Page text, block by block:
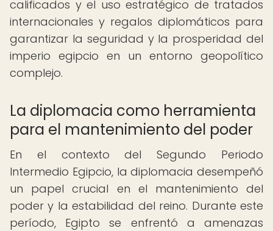
calificados y el uso estratégico de tratados
internacionales y regalos diplomáticos para
garantizar la seguridad y la prosperidad del
imperio egipcio en un entorno geopolítico
complejo.
La diplomacia como herramienta
para el mantenimiento del poder
En el contexto del Segundo Periodo
Intermedio Egipcio, la diplomacia desempeñó
un papel crucial en el mantenimiento del
poder y la estabilidad del reino. Durante este
período, Egipto se enfrentó a amenazas